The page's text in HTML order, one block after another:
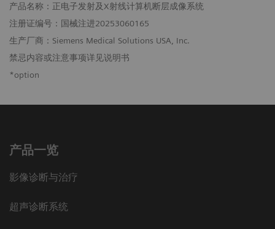
产品名称：正电子发射及X射线计算机断层成像系统
注册证编号：国械注进20253060165
生产厂商：Siemens Medical Solutions USA, Inc.
禁忌内容或注意事项详见说明书
*option
产品一览
影像诊断与治疗
超声诊断系统